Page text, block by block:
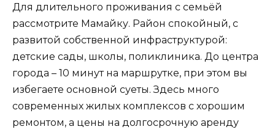
Для длительного проживания с семьёй
рассмотрите Мамайку. Район спокойный, с
развитой собственной инфраструктурой:
детские сады, школы, поликлиника. До центра
города – 10 минут на маршрутке, при этом вы
избегаете основной суеты. Здесь много
современных жилых комплексов с хорошим
ремонтом, а цены на долгосрочную аренду